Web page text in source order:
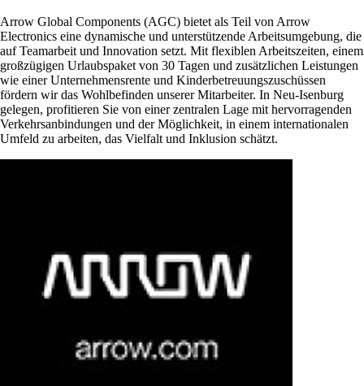
Arrow Global Components (AGC) bietet als Teil von Arrow
Electronics eine dynamische und unterstützende Arbeitsumgebung, die
auf Teamarbeit und Innovation setzt. Mit flexiblen Arbeitszeiten, einem
großzügigen Urlaubspaket von 30 Tagen und zusätzlichen Leistungen
wie einer Unternehmensrente und Kinderbetreuungszuschüssen
fördern wir das Wohlbefinden unserer Mitarbeiter. In Neu-Isenburg
gelegen, profitieren Sie von einer zentralen Lage mit hervorragenden
Verkehrsanbindungen und der Möglichkeit, in einem internationalen
Umfeld zu arbeiten, das Vielfalt und Inklusion schätzt.